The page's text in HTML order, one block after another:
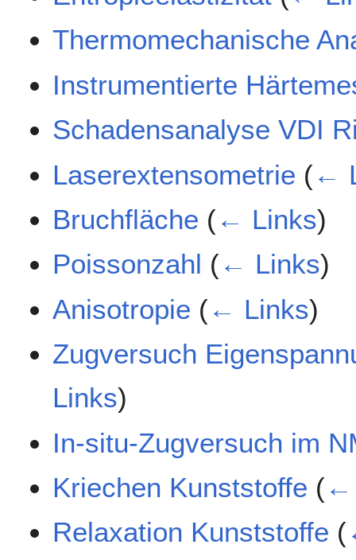
Thermomechanische
Instrumentierte
Schadensanalyse VDI
Laserextensometrie (←
Bruchfläche (← Links)
Poissonzahl (← Links)
Anisotropie (← Links)
Zugversuch
Links)
In-situ-Zugversuch im
Kriechen Kunststoffe (←
Relaxation Kunststoffe (